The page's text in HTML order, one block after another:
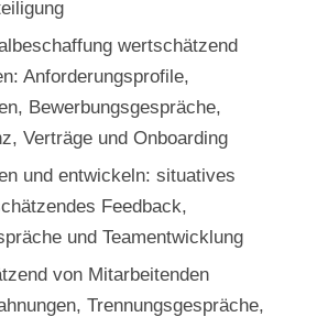
wertschätzend
Anforderungsprofile,
Bewerbungsgespräche,
Verträge und Onboarding
und entwickeln: situatives
Feedback,
und Teamentwicklung
von Mitarbeitenden
Trennungsgespräche,